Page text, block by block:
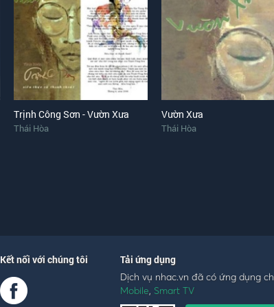
Trịnh Công Sơn - Vườn Xưa
Thái Hòa
Vườn Xưa
Thái Hòa
Kết nối với chúng tôi Tải ứng dụng
Dịch vụ nhac.vn đã có ứng dụng
Mobile, Smart TV